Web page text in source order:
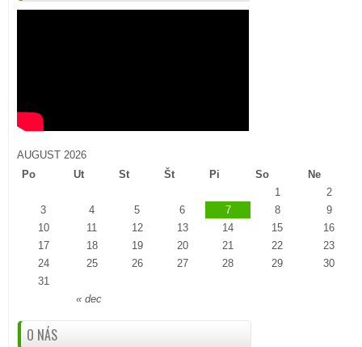
AUGUST 2026
Po
Ut St Št Pi So Ne
« dec
1
2
3
4 5 6 7 8
9
10
11 12 13 14 15
16
17
18 19 20 21 22
23
24
25 26 27 28 29
30
31
O NÁS